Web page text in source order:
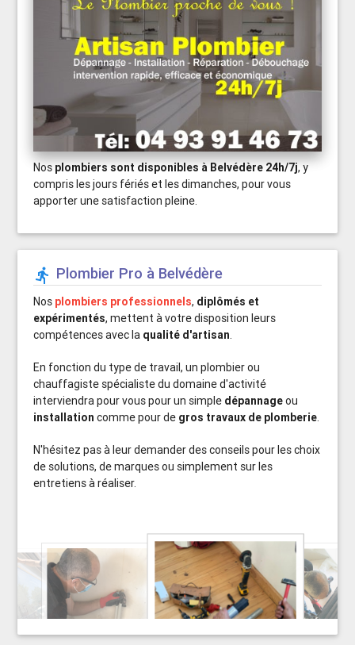
Nos plombiers sont disponibles à Belvédère 24h/7j, y
compris les jours fériés et les dimanches, pour vous
apporter une satisfaction pleine.
 Plombier Pro à Belvédère
Nos plombiers professionnels, diplômés et
expérimentés, mettent à votre disposition leurs
compétences avec la qualité d'artisan.
En fonction du type de travail, un plombier ou
chauffagiste spécialiste du domaine d'activité
interviendra pour vous pour un simple dépannageou
installation comme pour de gros travaux de plomberie.
N'hésitez pas à leur demander des conseils pour les choix
de solutions, de marques ou simplement sur les
entretiens à réaliser.